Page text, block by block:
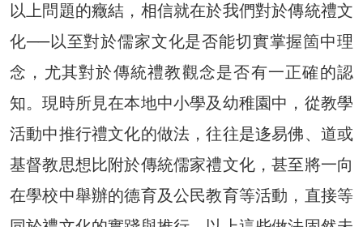
以上問題的癥結，相信就在於我們對於傳統禮文
化──以至對於儒家文化是否能切實掌握箇中理
念，尤其對於傳統禮教觀念是否有一正確的認
知。現時所見在本地中小學及幼稚園中，從教學
活動中推行禮文化的做法，往往是迻易佛、道或
基督教思想比附於傳統儒家禮文化，甚至將一向
在學校中舉辦的德育及公民教育等活動，直接等